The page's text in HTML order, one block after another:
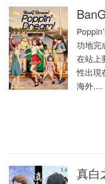
功地完
在站上
性出現
海外....
真白